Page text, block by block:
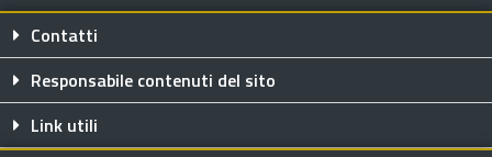
Contatti
Responsabile contenuti del sito
Link utili